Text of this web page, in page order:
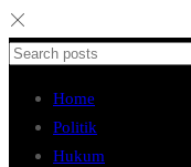
Home
Politik
Hukum